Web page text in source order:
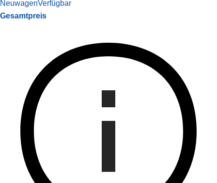
NeuwagenVerfügbar
Gesamtpreis